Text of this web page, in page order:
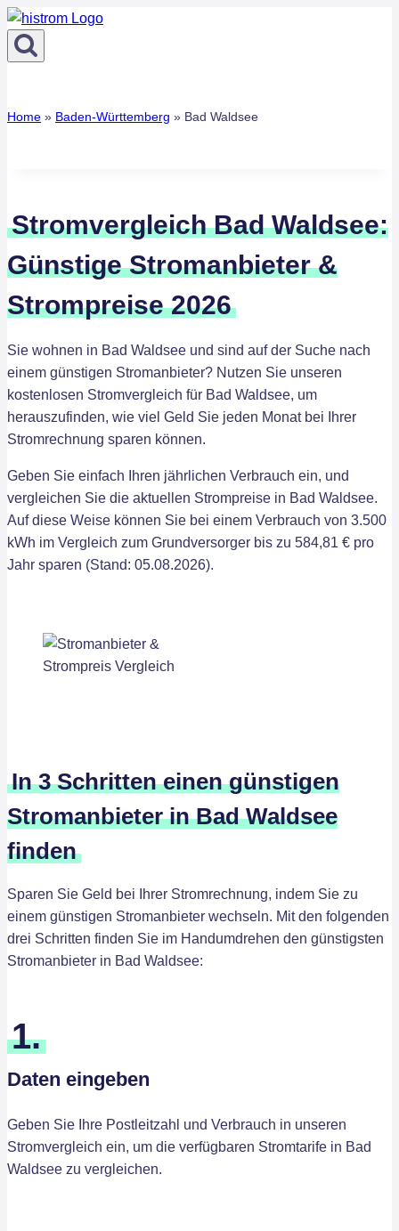
Zum
Inhalt
springen
Home » Baden-Württemberg » Bad Waldsee
Stromvergleich Bad Waldsee:
Günstige Stromanbieter &
Strompreise 2026
Sie wohnen in Bad Waldsee und sind auf der Suche nach
einem günstigen Stromanbieter? Nutzen Sie unseren
kostenlosen Stromvergleich für Bad Waldsee, um
herauszufinden, wie viel Geld Sie jeden Monat bei Ihrer
Stromrechnung sparen können.
Geben Sie einfach Ihren jährlichen Verbrauch ein, und
vergleichen Sie die aktuellen Strompreise in Bad Waldsee.
Auf diese Weise können Sie bei einem Verbrauch von 3.500
kWh im Vergleich zum Grundversorger bis zu 584,81 € pro
Jahr sparen (Stand: 05.08.2026).
In 3 Schritten einen günstigen
Stromanbieter in Bad Waldsee
finden
Sparen Sie Geld bei Ihrer Stromrechnung, indem Sie zu
einem günstigen Stromanbieter wechseln. Mit den folgenden
drei Schritten finden Sie im Handumdrehen den günstigsten
Stromanbieter in Bad Waldsee:
1.
Daten eingeben
Geben Sie Ihre Postleitzahl und Verbrauch in unseren
Stromvergleich ein, um die verfügbaren Stromtarife in Bad
Waldsee zu vergleichen.